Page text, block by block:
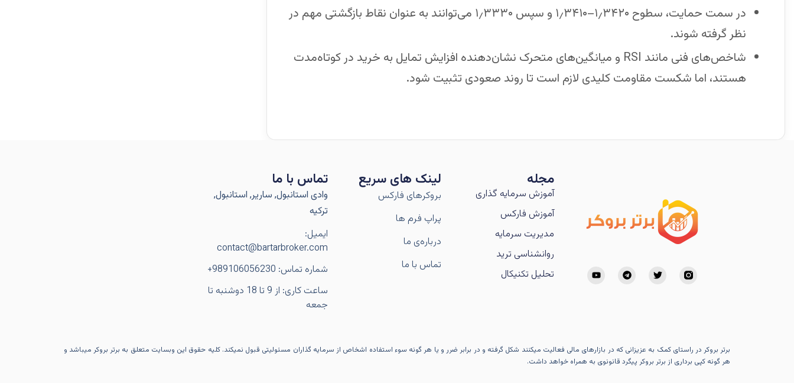
در سمت حمایت، سطوح ۱٫۳۴۲۰–۱٫۳۴۱۰ و سپس ۱٫۳۳۳۰ می‌توانند به عنوان نقاط بازگشتی مهم در
نظر گرفته شوند.
شاخص‌های فنی مانند RSI و میانگین‌های متحرک نشان‌دهنده افزایش تمایل به خرید در کوتاه‌مدت
هستند، اما شکست مقاومت کلیدی لازم است تا روند صعودی تثبیت شود.
مجله
آموزش سرمایه گذاری
آموزش فارکس
مدیریت سرمایه
روانشناسی ترید
تحلیل تکنیکال
لینک های سریع
بروکرهای فارکس
پراپ فرم ها
درباره‌ی ما
تماس با ما
تماس با ما
وادی استانبول, ساریر, استانبول,
ترکیه
ایمیل:
contact@bartarbroker.com
شماره تماس: 989106056230+
ساعت کاری: از 9 تا 18 دوشنبه تا
جمعه
برتر بروکر در راستای کمک به عزیزانی که در بازارهای مالی فعالیت میکنند شکل گرفته و در برابر ضرر و یا هر گونه سوء استفاده اشخاص از سرمایه گذاران مسئولیتی قبول نمیکند. کلیه حقوق این وبسایت متعلق به برتر بروکر میباشد و
هر گونه کپی برداری از برتر بروکر پیگرد قانونوی به همراه خواهد داشت.